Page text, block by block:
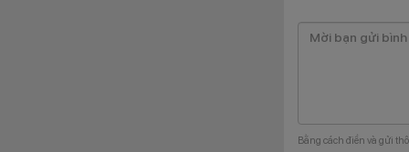
HONOR 600 5G
Bằng cách điền và gửi